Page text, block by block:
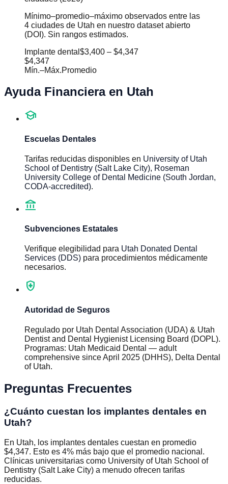
Mínimo–promedio–máximo observados entre las
4 ciudades de Utah en nuestro dataset abierto
(DOI). Sin rangos estimados.
Implante dental $3,400 – $4,347
$4,347
Mín.–Máx.Promedio
Ayuda Financiera en Utah
school
Escuelas Dentales
Tarifas reducidas disponibles en University of Utah
School of Dentistry (Salt Lake City), Roseman
University College of Dental Medicine (South Jordan,
CODA-accredited).
account_balance
Subvenciones Estatales
Verifique elegibilidad para Utah Donated Dental
Services (DDS) para procedimientos médicamente
necesarios.
health_and_safety
Autoridad de Seguros
Regulado por Utah Dental Association (UDA) & Utah
Dentist and Dental Hygienist Licensing Board (DOPL).
Programas: Utah Medicaid Dental — adult
comprehensive since April 2025 (DHHS), Delta Dental
of Utah.
Preguntas Frecuentes
¿Cuánto cuestan los implantes dentales en
Utah?
En Utah, los implantes dentales cuestan en promedio
$4,347. Esto es 4% más bajo que el promedio nacional.
Clínicas universitarias como University of Utah School of
Dentistry (Salt Lake City) a menudo ofrecen tarifas
reducidas.